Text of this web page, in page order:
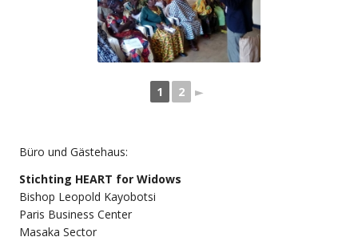
1 2 ►
Büro und Gästehaus:
Stichting HEART for Widows
Bishop Leopold Kayobotsi
Paris Business Center
Masaka Sector